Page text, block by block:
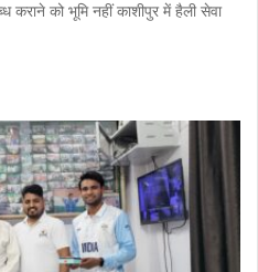
को भूमि नहीं काशीपुर में हैली सेवा